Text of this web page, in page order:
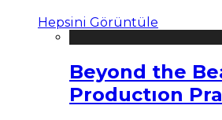
Hepsini Görüntüle
Beyond the
Productıon